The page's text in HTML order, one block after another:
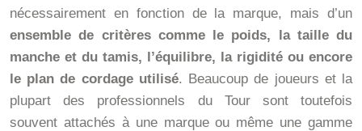
nécessairement en fonction de la marque, mais d’un
ensemble de critères comme le poids, la taille du
manche et du tamis, l’équilibre, la rigidité ou encore
le plan de cordage utilisé. Beaucoup de joueurs et la
plupart des professionnels du Tour sont toutefois
souvent attachés à une marque ou même une gamme